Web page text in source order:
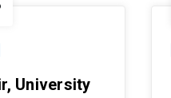
University